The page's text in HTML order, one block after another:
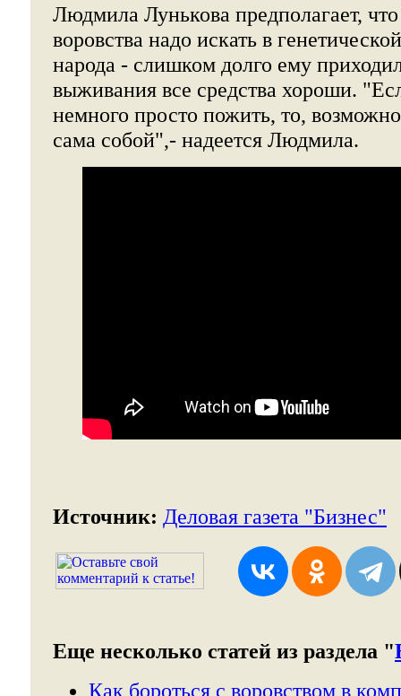
Людмила Лунькова предполагает,
воровства надо искать в
народа - слишком долго ему
выживания все средства хороши.
немного просто пожить, то,
сама собой",- надеется Людмила.
Источник: Деловая газета "Бизнес"
Еще несколько статей из раздела "
Как бороться с воровством в